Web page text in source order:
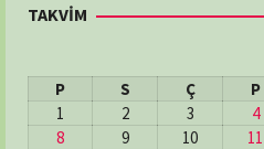
TAKVİM
P
S Ç P
1
2 3 4
8
9 10 11